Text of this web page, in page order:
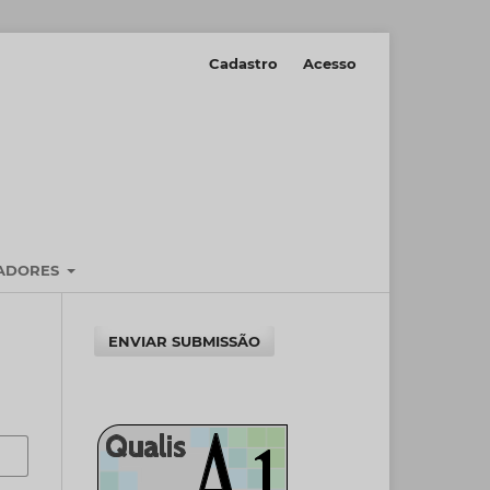
Cadastro Acesso
ENVIAR SUBMISSÃO